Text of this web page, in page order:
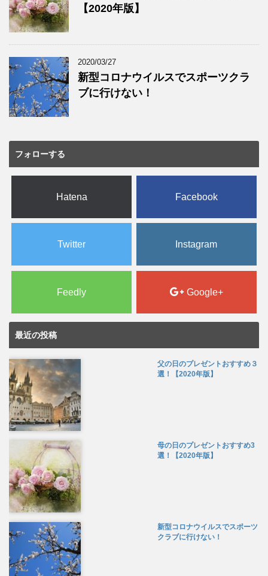
【2020年版】
2020/03/27
新型コロナウイルスでスポーツクラ
ブに行けない！
フォローする
Hatena Facebook
Twitter Instagram
Feedly Google+
最近の投稿
父の日のプレゼントおすすめ３
選！【2020年版】
母の日のプレゼントおすすめ3
選！【2020年版】
新型コロナウイルスでスポーツ
クラブに行けない！